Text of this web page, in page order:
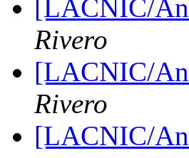
[LACNIC/
Rivero
[LACNIC/
Rivero
[LACNIC/